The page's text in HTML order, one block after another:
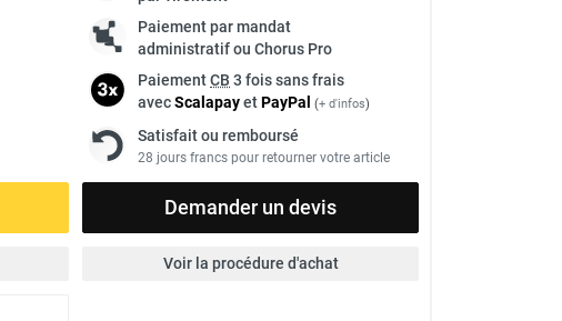
Paiement par mandat
administratif ou Chorus Pro
PaiementCB 3 fois sans frais
avecScalapayetPayPal (+ d'infos)
Satisfait ou remboursé
28 jours francs pour retourner votre article
Demander un devis
Voir la procédure d'achat